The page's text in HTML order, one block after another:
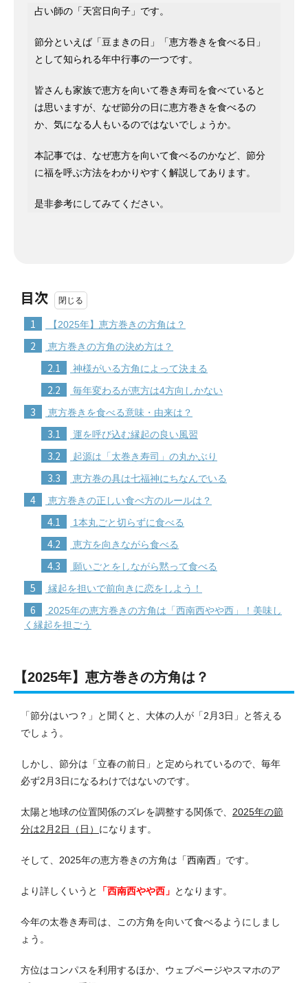
占い師の「天宮日向子」です。
節分といえば「豆まきの日」「恵方巻きを食べる日」
として知られる年中行事の一つです。
皆さんも家族で恵方を向いて巻き寿司を食べていると
は思いますが、なぜ節分の日に恵方巻きを食べるの
か、気になる人もいるのではないでしょうか。
本記事では、なぜ恵方を向いて食べるのかなど、節分
に福を呼ぶ方法をわかりやすく解説してあります。
是非参考にしてみてください。
目次
1 【2025年】恵方巻きの方角は？
2 恵方巻きの方角の決め方は？
2.1 神様がいる方角によって決まる
2.2 毎年変わるが恵方は4方向しかない
3 恵方巻きを食べる意味・由来は？
3.1 運を呼び込む縁起の良い風習
3.2 起源は「太巻き寿司」の丸かぶり
3.3 恵方巻の具は七福神にちなんでいる
4 恵方巻きの正しい食べ方のルールは？
4.1 1本丸ごと切らずに食べる
4.2 恵方を向きながら食べる
4.3 願いごとをしながら黙って食べる
5 縁起を担いで前向きに恋をしよう！
6
2025年の恵方巻きの方角は「西南西やや西」！美味し
く縁起を担ごう
【2025年】恵方巻きの方角は？
「節分はいつ？」と聞くと、大体の人が「2月3日」と答える
でしょう。
しかし、節分は「立春の前日」と定められているので、毎年
必ず2月3日になるわけではないのです。
太陽と地球の位置関係のズレを調整する関係で、 2025年の節
分は2月2日（日） になります。
そして、2025年の恵方巻きの方角は 「西南西」 です。
より詳しくいうと 「西南西やや西」 となります。
今年の太巻き寿司は、この方角を向いて食べるようにしまし
ょう。
方位はコンパスを利用するほか、ウェブページやスマホのア